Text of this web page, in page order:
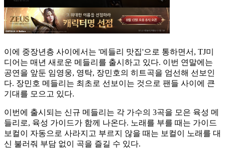
이에 중장년층 사이에서는 '메들리 맛집'으로 통하면서, TJ미
디어는 매년 새로운 메들리를 출시하고 있다. 이번 연말에는
공연을 앞둔 임영웅, 영탁, 장민호의 히트곡을 엄선해 선보인
다. 장민호 메들리는 최초로 선보이는 것으로 팬들 사이에 큰
기대를 모으고 있다.
이번에 출시되는 신규 메들리는 각 가수의 3곡을 모은 육성 메
들리로, 육성 가이드가 함께 나온다. 노래를 부를 때는 가이드
보컬이 자동으로 사라지고 부르지 않을 때는 보컬이 노래를 대
신 불러줘 부담 없이 곡을 즐길 수 있다.